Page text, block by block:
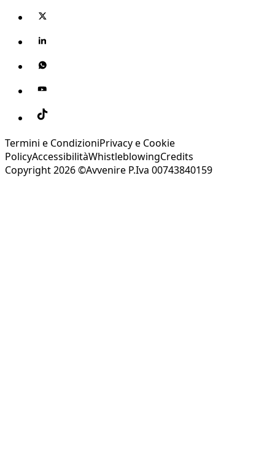
Termini e CondizioniPrivacy e Cookie
PolicyAccessibilitàWhistleblowingCredits
Copyright 2026 ©Avvenire P.Iva 00743840159